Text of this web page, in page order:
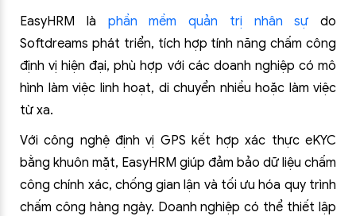
EasyHRM là phần mềm quản trị nhân sự do
Softdreams phát triển, tích hợp tính năng chấm công
định vị hiện đại, phù hợp với các doanh nghiệp có mô
hình làm việc linh hoạt, di chuyển nhiều hoặc làm việc
từ xa.
Với công nghệ định vị GPS kết hợp xác thực eKYC
bằng khuôn mặt, EasyHRM giúp đảm bảo dữ liệu chấm
công chính xác, chống gian lận và tối ưu hóa quy trình
chấm công hàng ngày. Doanh nghiệp có thể thiết lập